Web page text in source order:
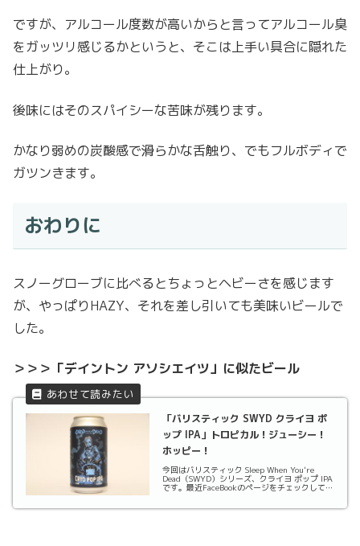
ですが、アルコール度数が高いからと言ってアルコール臭
をガッツリ感じるかというと、そこは上手い具合に隠れた
仕上がり。
後味にはそのスパイシーな苦味が残ります。
かなり弱めの炭酸感で滑らかな舌触り、でもフルボディで
ガツンきます。
おわりに
スノーグローブに比べるとちょっとヘビーさを感じます
が、やっぱりHAZY、それを差し引いても美味いビールで
した。
＞＞＞「デイントン アソシエイツ」に似たビール
「バリスティック SWYD クライヨ ポ
ップ IPA」トロピカル！ジューシー！
ホッピー！
今回はバリスティック Sleep When You're
Dead（SWYD）シリーズ、クライヨ ポップ IPA
です。最近FaceBookのページをチェックしてい
た。今夜はこのビール...